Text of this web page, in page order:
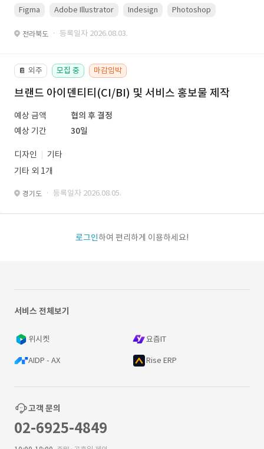
Figma Adobe Illustrator Indesign Photoshop
전라북도 · 등록일자 2026.08.03.
📔 외주 모집 중 마감임박
브랜드 아이덴티티(CI/BI) 및 서비스 홍보물 제작
예상 금액
협의 후 결정
예상 기간
30일
디자인
기타
기타 외 1개
경기도 · 등록일자 2026.08.05.
로그인하여 편리하게 이용하세요!
서비스 전체보기
위시켓 요즘IT
AIDP - AX Rise ERP
고객 문의
02-6925-4849